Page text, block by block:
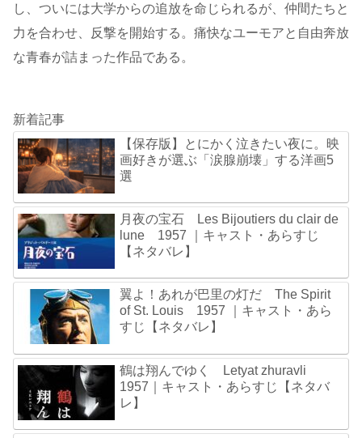
し、ついには大学からの追放を命じられるが、仲間たちと
力を合わせ、反撃を開始する。痛快なユーモアと自由奔放
な青春が詰まった作品である。
新着記事
【保存版】とにかく泣きたい夜に。映
画好きが選ぶ「涙腺崩壊」する洋画5
選
月夜の宝石 Les Bijoutiers du clair de
lune 1957 ｜キャスト・あらすじ
【ネタバレ】
翼よ！あれが巴里の灯だ The Spirit
of St. Louis 1957 ｜キャスト・あら
すじ【ネタバレ】
鶴は翔んでゆく Letyat zhuravli
1957｜キャスト・あらすじ【ネタバ
レ】